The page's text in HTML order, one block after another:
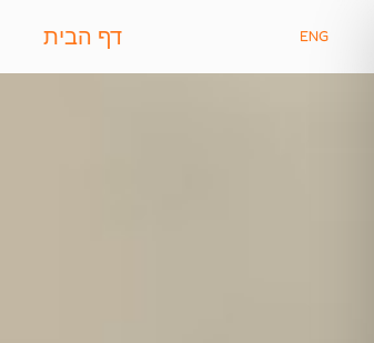
ENG דף הבית